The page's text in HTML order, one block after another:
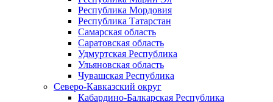
Республика Мордовия
Республика Татарстан
Самарская область
Саратовская область
Удмуртская Республика
Ульяновская область
Чувашская Республика
Северо-Кавказский округ
Кабардино-Балкарская Республика